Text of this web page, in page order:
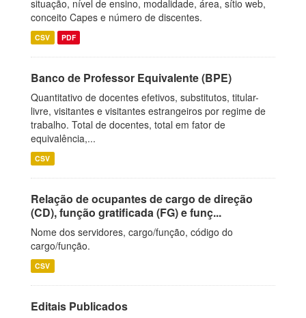
situação, nível de ensino, modalidade, área, sítio web,
conceito Capes e número de discentes.
CSV PDF
Banco de Professor Equivalente (BPE)
Quantitativo de docentes efetivos, substitutos, titular-
livre, visitantes e visitantes estrangeiros por regime de
trabalho. Total de docentes, total em fator de
equivalência,...
CSV
Relação de ocupantes de cargo de direção
(CD), função gratificada (FG) e funç...
Nome dos servidores, cargo/função, código do
cargo/função.
CSV
Editais Publicados